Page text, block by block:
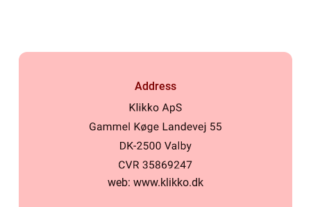
Address
web: www.klikko.dk